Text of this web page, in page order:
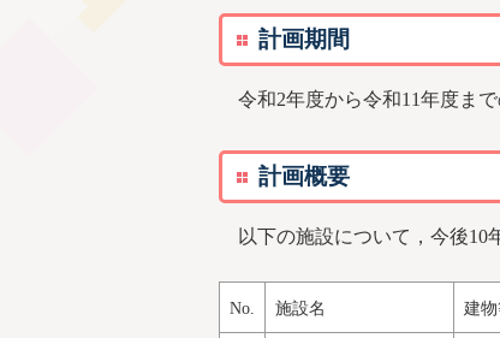
計画期間
令和2年度から令和11年度まで
計画概要
以下の施設について，今後10
No. 施設名 建